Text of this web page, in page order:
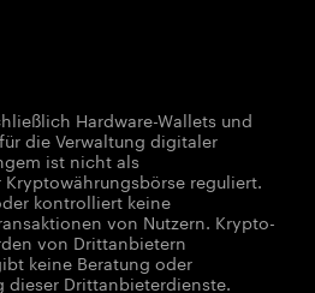
Hardware-Wallets und
die Verwaltung digitaler
ist nicht als
reguliert.
kontrolliert keine
von Nutzern. Krypto-
von Drittanbietern
keine Beratung oder
dieser Drittanbieterdienste.